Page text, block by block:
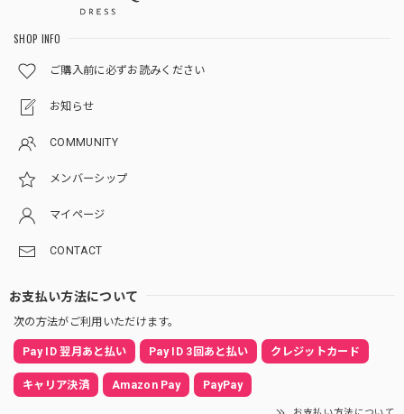
SHOP INFO
ご購入前に必ずお読みください
お知らせ
COMMUNITY
メンバーシップ
マイページ
CONTACT
お支払い方法について
次の方法がご利用いただけます。
Pay ID 翌月あと払い Pay ID 3回あと払い クレジットカード
キャリア決済 Amazon Pay PayPay